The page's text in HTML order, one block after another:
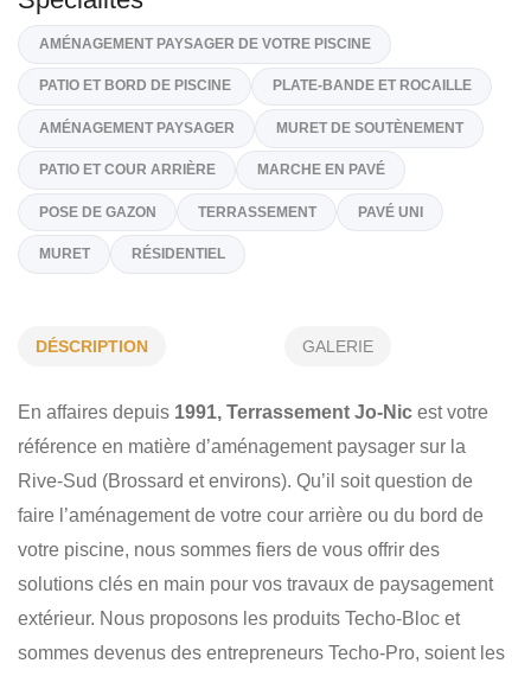
(450) 672-8455
Sur Demande
jonic@bellnet.ca
https://terrassementjonic.com
Spécialités
AMÉNAGEMENT PAYSAGER DE VOTRE PISCINE
AMÉNAGEMENT PAYSAGER MURET DE SOUTÈNEMENT
MURET RÉSIDENTIEL
DÉSCRIPTION GALERIE
En affaires depuis 1991, Terrassement Jo-Nic est votre
référence en matière d’aménagement paysager sur la
Rive-Sud (Brossard et environs). Qu’il soit question de
faire l’aménagement de votre cour arrière ou du bord de
votre piscine, nous sommes fiers de vous offrir des
solutions clés en main pour vos travaux de paysagement
extérieur. Nous proposons les produits Techo-Bloc et
sommes devenus des entrepreneurs Techo-Pro, soient les